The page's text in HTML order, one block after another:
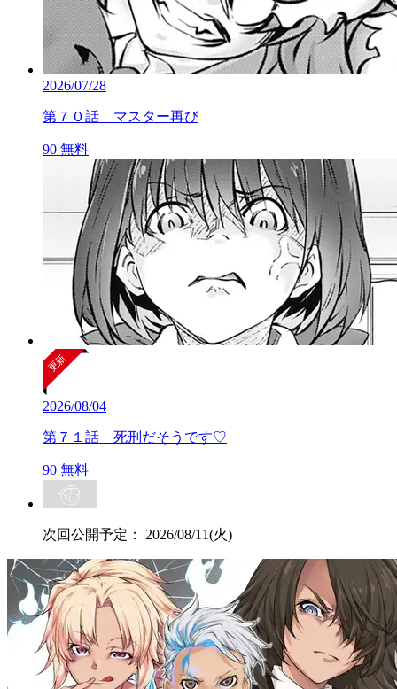
2026/07/28
第７０話 マスター再び
90 無料
2026/08/04
第７１話 死刑だそうです♡
90 無料
次回公開予定： 2026/08/11(火)